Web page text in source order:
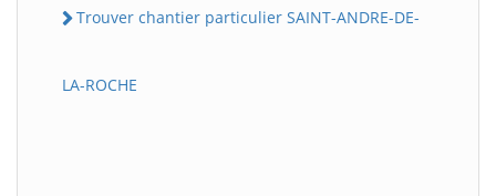
Trouver chantier particulier SAINT-ANDRE-DE-
LA-ROCHE